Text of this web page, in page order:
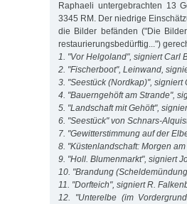
Raphaeli untergebrachten 13
3345 RM. Der niedrige
die Bilder befänden ("Die
restaurierungsbedürftig...")
1. "Vor Helgoland", signiert Carl
2. "Fischerboot", Leinwand,
3. "Seestück (Nordkap)",
4. "Bauerngehöft am Strande",
5. "Landschaft mit Gehöft",
6. "Seestück" von Schnars-
7. "Gewitterstimmung auf der
8. "Küstenlandschaft: Morgen
9. "Holl. Blumenmarkt", signiert
10. "Brandung
11. "Dorfteich", signiert R.
12. "Unterelbe (im